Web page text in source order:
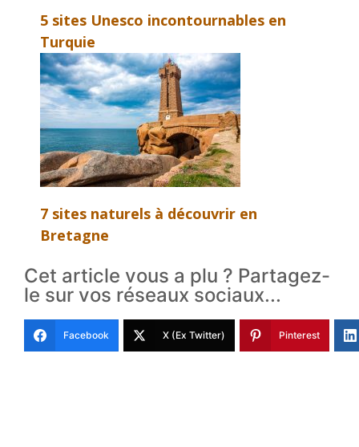
5 sites Unesco incontournables en
Turquie
7 sites naturels à découvrir en
Bretagne
Cet article vous a plu ? Partagez-
le sur vos réseaux sociaux...
Facebook X (Ex Twitter) Pinterest